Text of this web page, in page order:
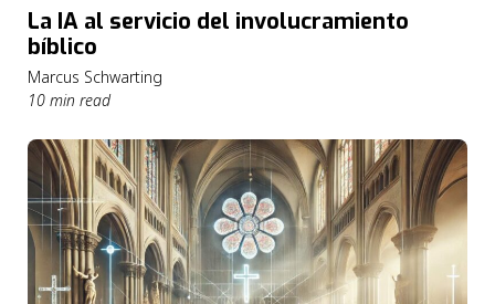
La IA al servicio del involucramiento
bíblico
Marcus Schwarting
10 min read